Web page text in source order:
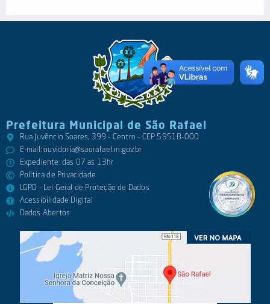
Prefeitura Municipal de São Rafael
Rua Juvêncio Soares, 399 - Centro - CEP 59518-000
E-mail:ouvidoria@saorafael.rn.gov.br
Expediente: das 07 as 13hr
Política de Privacidade
LGPD - Lei Geral de Proteção de Dados
Acessibilidade Digital
Dados Abertos